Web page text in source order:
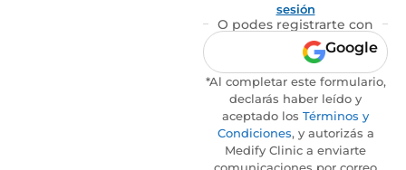
sesión
O podes registrarte con
Google
*Al completar este formulario,
declarás haber leído y
aceptado los Términos y
Condiciones, y autorizás a
Medify Clinic a enviarte